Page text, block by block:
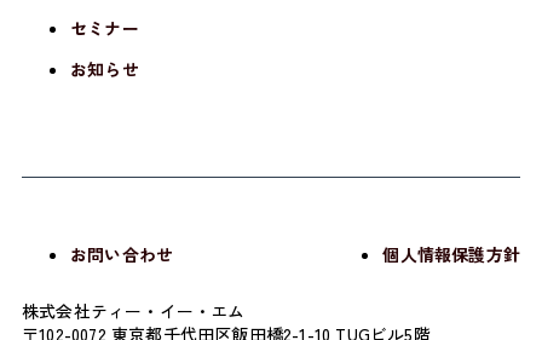
セミナー
お知らせ
株式会社ティー・イー・エム
〒102-0072 東京都千代田区飯田橋2-1-10 TUGビル5階
お問い合わせ 個人情報保護方針